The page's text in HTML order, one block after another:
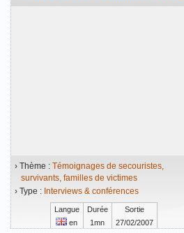
› Thème : Témoignages de secouristes,
survivants, familles de victimes
› Type : Interviews & conférences
Langue Durée
Sortie
en
1mn 27/02/2007